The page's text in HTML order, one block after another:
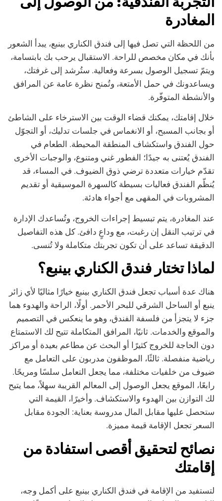
المغادرة
من اللحظة التي تصل فيها إلى فندق الكناري بينبع، يبدأ الشعور
بأنك في مكان مخصص للراحة. الاستقبال يرحب بك بابتسامة،
ويتمّ تسجيل الوصول بسرعة وفعالية. ستُرشد إلى غرفتك،
ويساعدونك في حمل الأمتعة، وتُمنح نظرة عامة عن المرافق
والأنشطة المتوفّرة.
خلال إقامتك، يمكنك قضاء الوقت بين الاسترخاء على الشاطئ
أو بجانب المسبح، أو الانغماس في جلسات تدليك، أو التجوّل
حول الفندق واستكشاف المنطقة المحيطة. الطعام في
الفندق يُعتنى به جيدًا؛ الفطور غني ومتنوع، والوجبات الأخرى
تقدّم خيارات متعددة ترضي ذوق الضيوف. في المساء، قد
يُنظّم الفندق فعاليات بسيطة كالسهرة الموسيقية أو تقديم
المشروبات في المقهى مع أجواء هادئة.
عند المغادرة، يتم تبسيط إجراءات الخروج، وتُساعدك الإدارة
في ترتيب النقل إن رغبت، مع وداعٍ دافئ. كل هذه التفاصيل
الدقيقة تساعد على أن تكون تجربتك متكاملة ولا تُنسى.
لماذا تختار فندق الكناري بينبع؟
هناك عدة أسباب تجعل فندق الكناري بينبع خيارًا مثاليًا لأي زائر
ينبع أو الساحل الشرقي للبحر الأحمر. أولًا، الراحة والهدوء هما
جزء لا يتجزأ من فلسفة الفندق، وهو ما ينعكس في التصميم
والموقع والخدمات. ثانيًا، المرافق المتكاملة تتيح لك الاستمتاع
دون الحاجة للخروج كثيرًا أو البحث عن مطاعم بعيدة أو مراكز
رياضية منفصلة. ثالثًا، الموظفون مدربون على التعامل مع
ضيوف من خلفيات مختلفة، مما يجعل التعامل سلسًا ومريحًا.
رابعًا، الموقع يجعل الوصول إلى المعالم القريبة سهلاً، مما يتيح
لك التوازن بين الهدوء والاستكشاف. وأخيرًا، القيمة التي
ستحصل عليها مقابل المال مدروسة بعناية: الجودة مقابل
السعر تجعل الإقامة قيمة مميزة.
نصائح لتحقيق أقصى استفادة من
إقامتك
لتستفيد من الإقامة في فندق الكناري بينبع على أكمل وجه،